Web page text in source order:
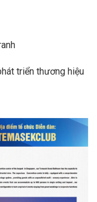
triển thương hiệu